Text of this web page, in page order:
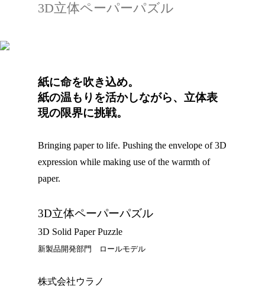
3D立体ペーパーパズル
紙に命を吹き込め。
紙の温もりを活かしながら、立体表
現の限界に挑戦。
Bringing paper to life. Pushing the envelope of 3D
expression while making use of the warmth of
paper.
3D立体ペーパーパズル
3D Solid Paper Puzzle
新製品開発部門 ロールモデル
株式会社ウラノ